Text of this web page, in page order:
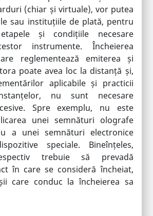
(chiar și virtuale), vor putea
sau instituțiile de plată, pentru
și condițiile necesare
instrumente. Încheierea
reglementează emiterea și
poate avea loc la distanță și,
aplicabile și practicii
nu sunt necesare
Spre exemplu, nu este
unei semnături olografe
a unei semnături electronice
speciale. Bineînțeles,
trebuie să prevadă
în care se consideră încheiat,
care conduc la încheierea sa